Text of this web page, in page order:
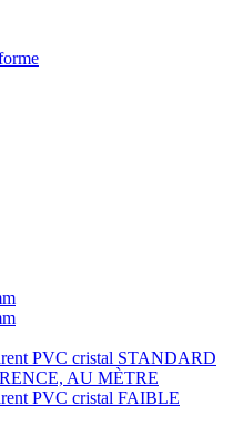
PVC cristal STANDARD
AU MÈTRE
PVC cristal FAIBLE